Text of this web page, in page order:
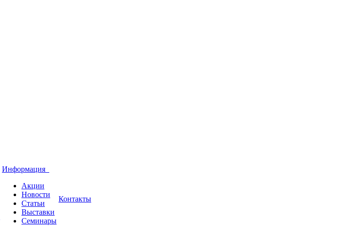
Информация
Акции
Новости
Статьи
Выставки
Семинары
Контакты